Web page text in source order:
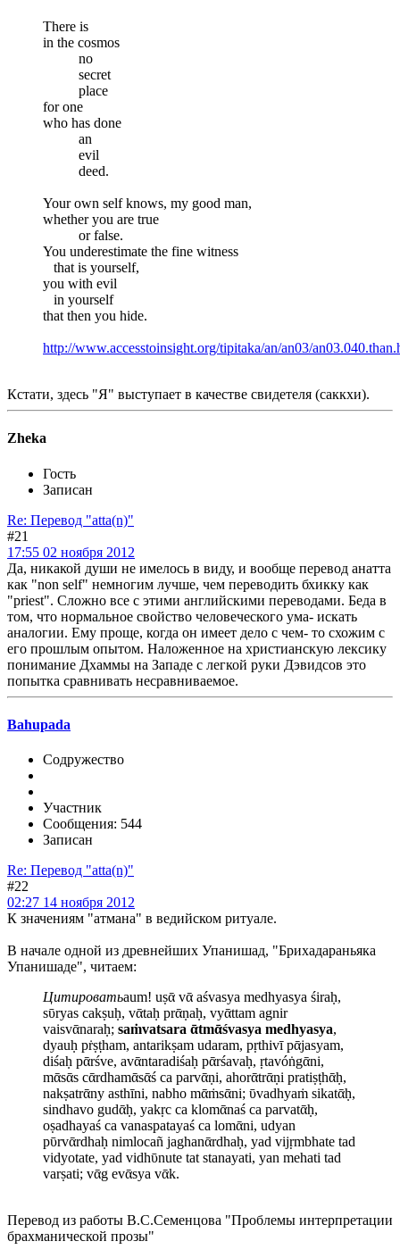
There is
in the cosmos
no
secret
place
for one
who has done
an
evil
deed.
Your own self knows, my good man,
whether you are true
or false.
You underestimate the fine witness
that is yourself,
you with evil
in yourself
that then you hide.
http://www.accesstoinsight.org/tipitaka/an/an03/
Кстати, здесь "Я" выступает в качестве свидетеля (саккхи).
Zheka
Гость
Записан
Re: Перевод "atta(n)"
#21
17:55 02 ноября 2012
Да, никакой души не имелось в виду, и вообще перевод анатта
как "non self" немногим лучше, чем переводить бхикку как
"priest". Сложно все с этими английскими переводами. Беда в
том, что нормальное свойство человеческого ума- искать
аналогии. Ему проще, когда он имеет дело с чем- то схожим с
его прошлым опытом. Наложенное на христианскую лексику
понимание Дхаммы на Западе с легкой руки Дэвидсов это
попытка сравнивать несравниваемое.
Bahupada
Содружество
Участник
Сообщения: 544
Записан
Re: Перевод "atta(n)"
#22
02:27 14 ноября 2012
К значениям "атмана" в ведийском ритуале.
В начале одной из древнейших Упанишад, "Брихадараньяка
Упанишаде", читаем:
Цитироватьaum! uṣᾱ vᾱ aśvasya medhyasya śiraḥ,
sῡryas cakṣuḥ, vᾱtaḥ prᾱṇaḥ, vyᾱttam agnir
vaisvᾱnaraḥ; saṁvatsara ᾱtmᾱśvasya medhyasya,
dyauḥ pṙṣṭham, antarikṣam udaram, pṛthivī pᾱjasyam,
diśaḥ pᾱrśve, avᾱntaradiśaḥ pᾱrśavaḥ, ṛtavóṅgᾱni,
mᾱsᾱs cᾱrdhamᾱsᾱś ca parvᾱṇi, ahorᾱtrᾱṇi pratiṣṭhᾱḥ,
nakṣatrᾱny asthīni, nabho mᾱṁsᾱni; ῡvadhyaṁ sikatᾱḥ,
sindhavo gudᾱḥ, yakṛc ca klomᾱnaś ca parvatᾱḥ,
oṣadhayaś ca vanaspatayaś ca lomᾱni, udyan
pῡrvᾱrdhaḥ nimlocañ jaghanᾱrdhaḥ, yad vijṛmbhate tad
vidyotate, yad vidhῡnute tat stanayati, yan mehati tad
varṣati; vᾱg evᾱsya vᾱk.
Перевод из работы В.С.Семенцова "Проблемы интерпретации
брахманической прозы"